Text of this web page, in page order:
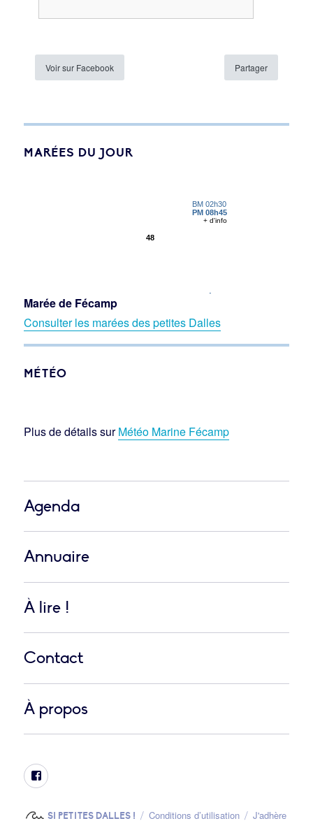
Voir sur Facebook Partager
MARÉES DU JOUR
Marée de Fécamp
Consulter les marées des petites Dalles
MÉTÉO
Plus de détails surMétéo Marine Fécamp
Agenda
Annuaire
À lire !
Contact
À propos
Facebook
SI PETITES DALLES ! Conditions d’utilisation
J'adhère